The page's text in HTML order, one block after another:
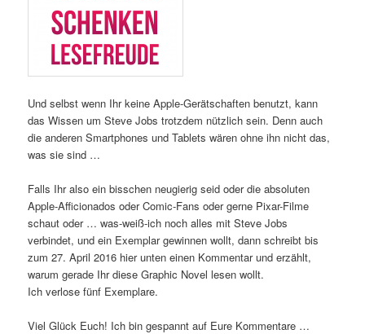
Und selbst wenn Ihr keine Apple-Gerätschaften benutzt, kann
das Wissen um Steve Jobs trotzdem nützlich sein. Denn auch
die anderen Smartphones und Tablets wären ohne ihn nicht das,
was sie sind …
Falls Ihr also ein bisschen neugierig seid oder die absoluten
Apple-Afficionados oder Comic-Fans oder gerne Pixar-Filme
schaut oder … was-weiß-ich noch alles mit Steve Jobs
verbindet, und ein Exemplar gewinnen wollt, dann schreibt bis
zum 27. April 2016 hier unten einen Kommentar und erzählt,
warum gerade Ihr diese Graphic Novel lesen wollt.
Ich verlose fünf Exemplare.
Viel Glück Euch! Ich bin gespannt auf Eure Kommentare …